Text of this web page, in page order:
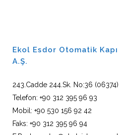
Ekol Esdor Otomatik
A.Ş.
243.Cadde 244.Sk. No:36
Telefon: +90 312 395 96 93
Mobil: +90 530 156 92 42
Faks: +90 312 395 96 94